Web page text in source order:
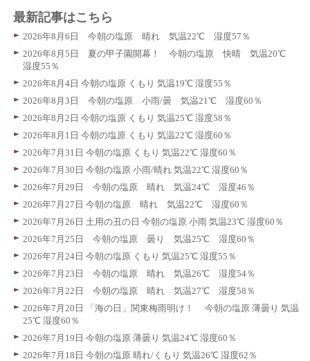
最新記事はこちら
2026年8月6日 今朝の塩原 晴れ 気温22℃ 湿度57％
2026年8月5日 夏の甲子園開幕！ 今朝の塩原 快晴 気温20℃
湿度55％
2026年8月4日 今朝の塩原 くもり 気温19℃ 湿度55％
2026年8月3日 今朝の塩原 小雨/曇 気温21℃ 湿度60％
2026年8月2日 今朝の塩原 くもり 気温25℃ 湿度58％
2026年8月1日 今朝の塩原 くもり 気温22℃ 湿度60％
2026年7月31日 今朝の塩原 くもり 気温22℃ 湿度60％
2026年7月30日 今朝の塩原 小雨/晴れ 気温22℃ 湿度60％
2026年7月29日 今朝の塩原 晴れ 気温24℃ 湿度46％
2026年7月27日 今朝の塩原 晴れ 気温22℃ 湿度60％
2026年7月26日 土用の丑の日 今朝の塩原 小雨 気温23℃ 湿度60％
2026年7月25日 今朝の塩原 曇り 気温25℃ 湿度60％
2026年7月24日 今朝の塩原 くもり 気温25℃ 湿度55％
2026年7月23日 今朝の塩原 晴れ 気温26℃ 湿度54％
2026年7月22日 今朝の塩原 晴れ 気温27℃ 湿度58％
2026年7月20日 「海の日」関東梅雨明け！ 今朝の塩原 薄曇り 気温
25℃ 湿度60％
2026年7月19日 今朝の塩原 薄曇り 気温24℃ 湿度60％
2026年7月18日 今朝の塩原 晴れ/くもり 気温26℃ 湿度62％